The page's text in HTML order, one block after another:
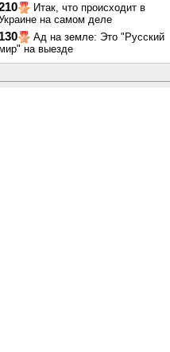
Итак, что происходит в
на самом деле
130
Ад на земле: Это "Русский
на выезде